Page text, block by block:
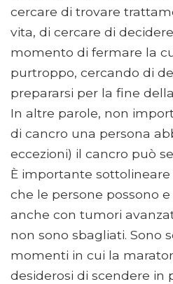
cercare di trovare
vita, di cercare di
momento di fermare la
purtroppo, cercando di
prepararsi per la fine
In altre parole, non
di cancro una persona
eccezioni) il cancro può
È importante
che le persone possono
anche con tumori
non sono sbagliati. Sono
momenti in cui la
desiderosi di scendere in